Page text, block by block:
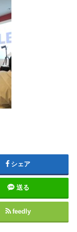
シェア
送る
feedly